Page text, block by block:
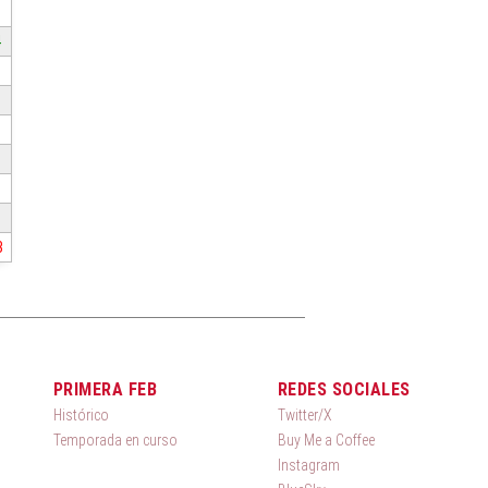
PRIMERA FEB
Histórico
Temporada en curso
REDES SOCIALES
Twitter/X
Buy Me a Coffee
Instagram